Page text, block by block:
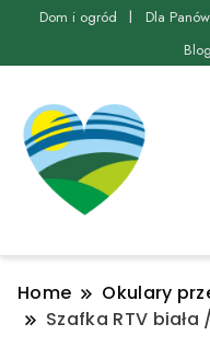
Dom i ogród Dla Panów
Blog
Home Okulary
Szafka RTV